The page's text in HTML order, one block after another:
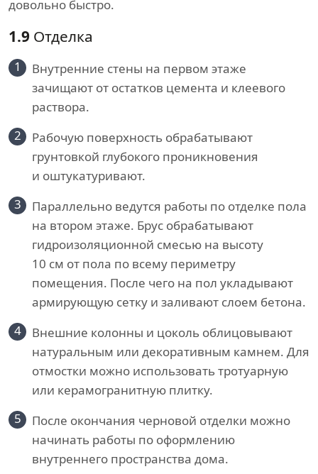
довольно быстро.
1.9 Отделка
1
Внутренние стены на первом этаже
зачищают от остатков цемента и клеевого
раствора.
2
Рабочую поверхность обрабатывают
грунтовкой глубокого проникновения
и оштукатуривают.
3
Параллельно ведутся работы по отделке пола
на втором этаже. Брус обрабатывают
гидроизоляционной смесью на высоту
10 см от пола по всему периметру
помещения. После чего на пол укладывают
армирующую сетку и заливают слоем бетона.
4
Внешние колонны и цоколь облицовывают
натуральным или декоративным камнем. Для
отмостки можно использовать тротуарную
или керамогранитную плитку.
5
После окончания черновой отделки можно
начинать работы по оформлению
внутреннего пространства дома.